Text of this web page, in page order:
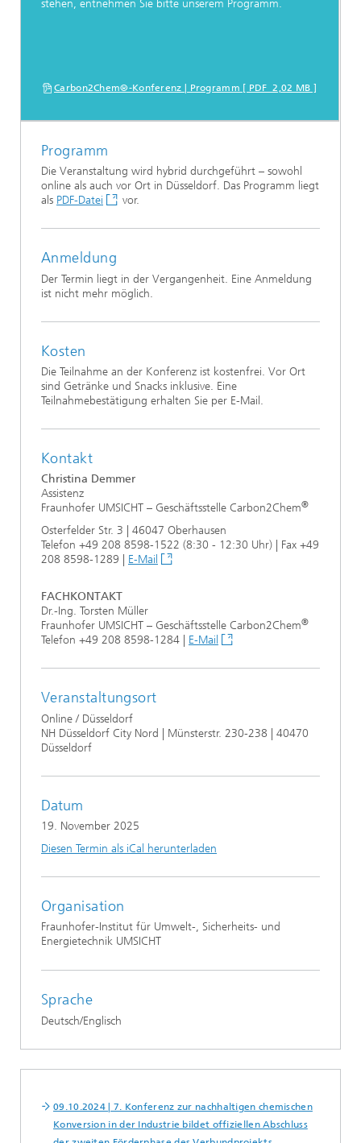
stehen, entnehmen Sie bitte unserem Programm.
Carbon2Chem®-Konferenz | Programm [ PDF 2,02 MB ]
Programm
Die Veranstaltung wird hybrid durchgeführt – sowohl
online als auch vor Ort in Düsseldorf. Das Programm liegt
als PDF-Datei vor.
Anmeldung
Der Termin liegt in der Vergangenheit. Eine Anmeldung
ist nicht mehr möglich.
Kosten
Die Teilnahme an der Konferenz ist kostenfrei. Vor Ort
sind Getränke und Snacks inklusive. Eine
Teilnahmebestätigung erhalten Sie per E-Mail.
Kontakt
Christina Demmer
Assistenz
Fraunhofer UMSICHT – Geschäftsstelle Carbon2Chem®
Osterfelder Str. 3 | 46047 Oberhausen
Telefon +49 208 8598-1522 (8:30 - 12:30 Uhr) | Fax +49
208 8598-1289 | E-Mail
FACHKONTAKT
Dr.-Ing. Torsten Müller
Fraunhofer UMSICHT – Geschäftsstelle Carbon2Chem®
Telefon +49 208 8598-1284 | E-Mail
Veranstaltungsort
Online / Düsseldorf
NH Düsseldorf City Nord | Münsterstr. 230-238 | 40470
Düsseldorf
Datum
19. November 2025
Diesen Termin als iCal herunterladen
Organisation
Fraunhofer-Institut für Umwelt-, Sicherheits- und
Energietechnik UMSICHT
Sprache
Deutsch/Englisch
09.10.2024 | 7. Konferenz zur nachhaltigen chemischen
Konversion in der Industrie bildet offiziellen Abschluss